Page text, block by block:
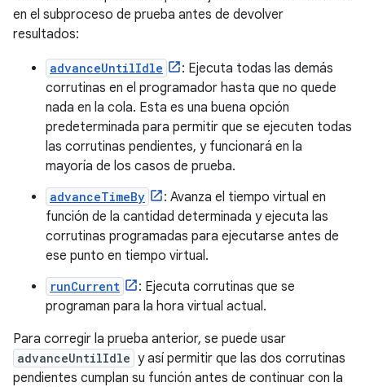
en el subproceso de prueba antes de devolver
resultados:
advanceUntilIdle
: Ejecuta todas las demás
corrutinas en el programador hasta que no quede
nada en la cola. Esta es una buena opción
predeterminada para permitir que se ejecuten todas
las corrutinas pendientes, y funcionará en la
mayoría de los casos de prueba.
advanceTimeBy
: Avanza el tiempo virtual en
función de la cantidad determinada y ejecuta las
corrutinas programadas para ejecutarse antes de
ese punto en tiempo virtual.
runCurrent
: Ejecuta corrutinas que se
programan para la hora virtual actual.
Para corregir la prueba anterior, se puede usar
advanceUntilIdle y así permitir que las dos corrutinas
pendientes cumplan su función antes de continuar con la